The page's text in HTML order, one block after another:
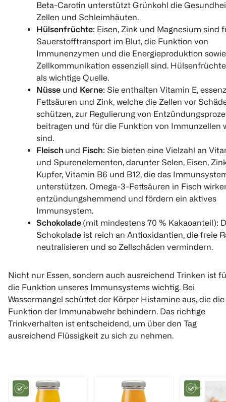
Beta-Carotin unterstützt Grünkohl die
Zellen und Schleimhäuten.
Hülsenfrüchte: Eisen, Zink und Magnesium sind
Sauerstofftransport im Blut, die Funktion von
Immunenzymen und die Energieproduktion sowie
Zellkommunikation essenziell sind.
als wichtige Quelle.
Nüsse und Kerne: Sie enthalten Vitamin E,
Fettsäuren und Zink, welche die Zellen vor
schützen, zur Regulierung von
beitragen und für die Funktion von Immunzellen
sind.
Fleisch und Fisch: Sie bieten eine Vielzahl an
und Spurenelementen, darunter Selen, Eisen,
Kupfer, Vitamin B6 und B12, die das
unterstützen. Omega-3-Fettsäuren in Fisch
entzündungshemmend und fördern ein aktives
Immunsystem.
Schokolade (mit mindestens 70 % Kakaoanteil):
Schokolade ist reich an Antioxidantien, die freie
neutralisieren und so Zellschäden vermindern.
Nicht nur Essen, sondern auch ausreichend Trinken ist
die Funktion unseres Immunsystems wichtig. Bei
Wassermangel schüttet der Körper Histamine aus, die die
Funktion der Immunabwehr behindern. Das richtige
Trinkverhalten ist entscheidend, um über den Tag
ausreichend Flüssigkeit zu sich zu nehmen.